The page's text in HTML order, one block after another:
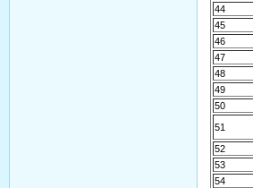
44
45
46
47
48
49
50
51
52
53
54